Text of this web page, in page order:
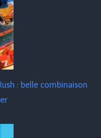
: belle combinaison